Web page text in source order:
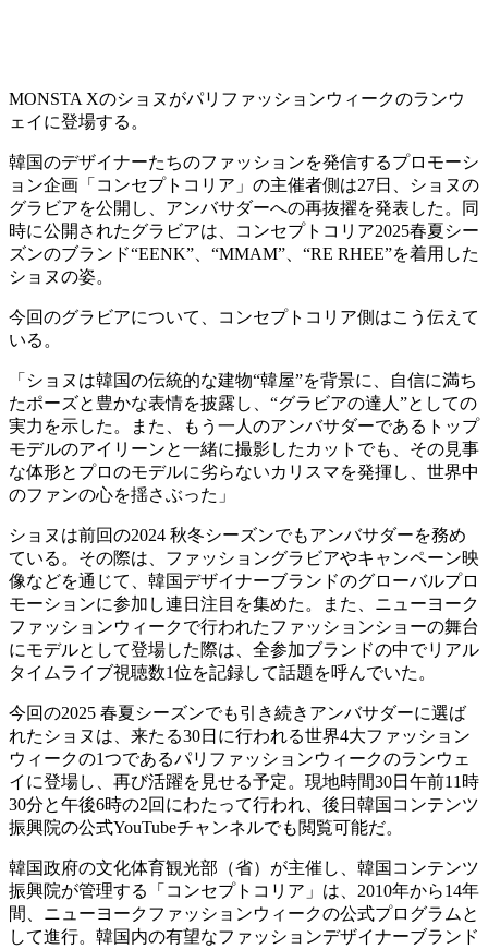
MONSTA Xのショヌがパリファッションウィークのランウ
ェイに登場する。
韓国のデザイナーたちのファッションを発信するプロモーシ
ョン企画「コンセプトコリア」の主催者側は27日、ショヌの
グラビアを公開し、アンバサダーへの再抜擢を発表した。同
時に公開されたグラビアは、コンセプトコリア2025春夏シー
ズンのブランド“EENK”、“MMAM”、“RE RHEE”を着用した
ショヌの姿。
今回のグラビアについて、コンセプトコリア側はこう伝えて
いる。
「ショヌは韓国の伝統的な建物“韓屋”を背景に、自信に満ち
たポーズと豊かな表情を披露し、“グラビアの達人”としての
実力を示した。また、もう一人のアンバサダーであるトップ
モデルのアイリーンと一緒に撮影したカットでも、その見事
な体形とプロのモデルに劣らないカリスマを発揮し、世界中
のファンの心を揺さぶった」
ショヌは前回の2024 秋冬シーズンでもアンバサダーを務め
ている。その際は、ファッショングラビアやキャンペーン映
像などを通じて、韓国デザイナーブランドのグローバルプロ
モーションに参加し連日注目を集めた。また、ニューヨーク
ファッションウィークで行われたファッションショーの舞台
にモデルとして登場した際は、全参加ブランドの中でリアル
タイムライブ視聴数1位を記録して話題を呼んでいた。
今回の2025 春夏シーズンでも引き続きアンバサダーに選ば
れたショヌは、来たる30日に行われる世界4大ファッション
ウィークの1つであるパリファッションウィークのランウェ
イに登場し、再び活躍を見せる予定。現地時間30日午前11時
30分と午後6時の2回にわたって行われ、後日韓国コンテンツ
振興院の公式YouTubeチャンネルでも閲覧可能だ。
韓国政府の文化体育観光部（省）が主催し、韓国コンテンツ
振興院が管理する「コンセプトコリア」は、2010年から14年
間、ニューヨークファッションウィークの公式プログラムと
して進行。韓国内の有望なファッションデザイナーブランド